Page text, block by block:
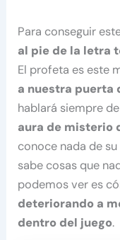
Para conseguir
al pie de la letra
El profeta es este
a nuestra puerta
hablará siempre
aura de misterio
conoce nada de
sabe cosas que
podemos ver es
deteriorando a
dentro del juego.